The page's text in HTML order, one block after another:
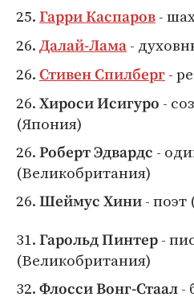
25. Гарри Каспаров -
26. Далай-Лама -
26. Стивен Спилберг -
26. Хироси Исигуро -
(Япония)
26. Роберт Эдвардс -
(Великобритания)
26. Шеймус Хини -
31. Гарольд Пинтер -
(Великобритания)
32. Флосси Вонг-Стаал -